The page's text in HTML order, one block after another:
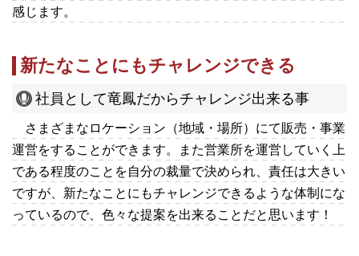
感じます。
新たなことにもチャレンジできる
社員として竜鳳だからチャレンジ出来る事
さまざまなロケーション（地域・場所）にて販売・事業
運営をすることができます。また営業所を運営していく上
である程度のことを自分の裁量で決められ、責任は大きい
ですが、新たなことにもチャレンジできるような体制にな
っているので、色々な提案を出来ることだと思います！